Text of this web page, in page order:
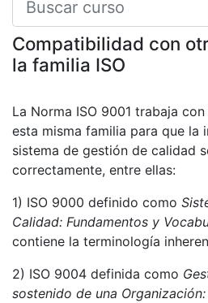
Compatibilidad con
la familia ISO
La Norma ISO 9001 trabaja
esta misma familia para que la
sistema de gestión de calidad
correctamente, entre ellas:
1) ISO 9000 definido como
Calidad: Fundamentos y
contiene la terminología
2) ISO 9004 definida como
sostenido de una